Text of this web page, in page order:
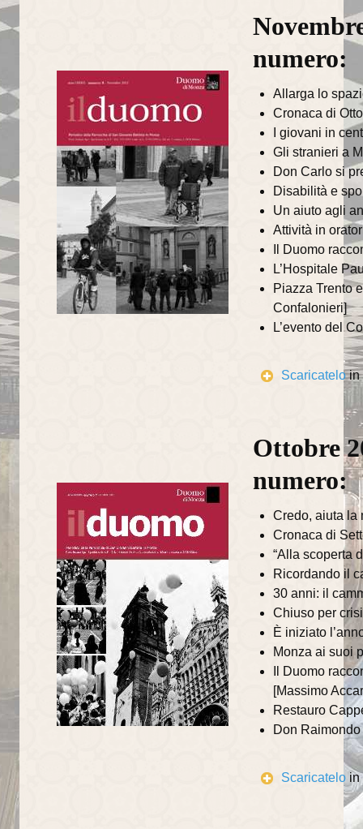
Il Duomo racconta...
Informazioni utili
Orari delle SS.Messe
Orari del Museo e Tesoro
Celebrazioni in streaming
LA PARROCCHIA
Liturgia
Unzione degli infermi
Organismi di partecipazione
Consiglio Pastorale Parrocchiale
Commissioni del Consiglio Pastorale
Informazioni utili
Orari delle SS.Messe
Orari del Museo e Tesoro
numero:
Allarga lo
Cronaca di
I giovani in
Gli stranieri a
Don Carlo si
Disabilità e
Un aiuto agli
Attività in
Il Duomo
L’Hospitale
Piazza Trento
Confalonieri]
L’evento del
Scaricateloin
Ottobre
numero:
Credo, aiuta la
Cronaca di
“Alla scoperta
Ricordando il
30 anni: il
Chiuso per
È iniziato
Monza ai suoi
Il Duomo
[Massimo
Restauro
Don
Scaricatelo in